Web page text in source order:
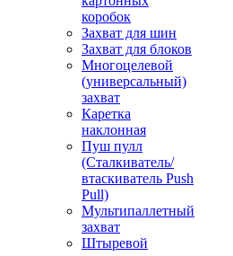
коробок
Захват для шин
Захват для блоков
Многоцелевой
(универсальный)
захват
Каретка
наклонная
Пуш пулл
(Сталкиватель/
втаскиватель Push
Pull)
Мультипаллетный
захват
Штыревой